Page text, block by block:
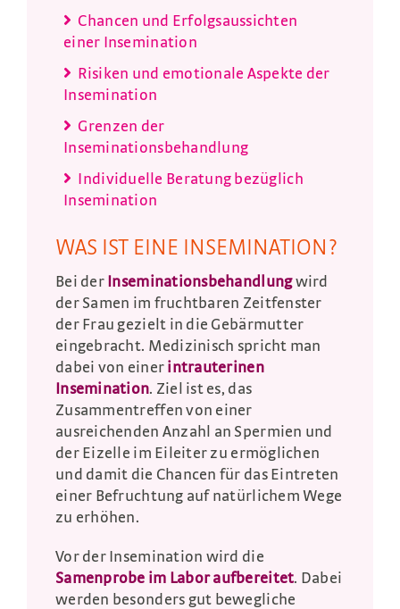
Chancen und Erfolgsaussichten
einer Insemination
Risiken und emotionale Aspekte der
Insemination
Grenzen der
Inseminationsbehandlung
Individuelle Beratung bezüglich
Insemination
WAS IST EINE INSEMINATION?
Bei der Inseminationsbehandlungwird
der Samen im fruchtbaren Zeitfenster
der Frau gezielt in die Gebärmutter
eingebracht. Medizinisch spricht man
dabei von einer intrauterinen
Insemination. Ziel ist es, das
Zusammentreffen von einer
ausreichenden Anzahl an Spermien und
der Eizelle im Eileiter zu ermöglichen
und damit die Chancen für das Eintreten
einer Befruchtung auf natürlichem Wege
zu erhöhen.
Vor der Insemination wird die
Samenprobe im Labor aufbereitet. Dabei
werden besonders gut bewegliche